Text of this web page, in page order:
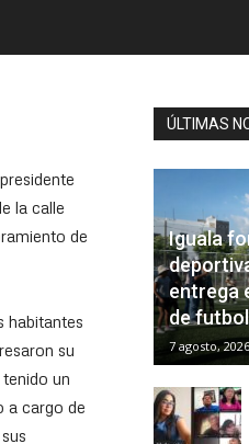
la calle
de
habitantes
su
un
a cargo de
ÚLTIMAS
Iguala
entrega
de
7 agosto, 2026